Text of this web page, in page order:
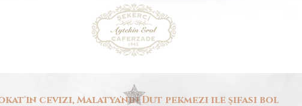
cevizi, Malatya'nın Dut pekmezi ile şifası bol